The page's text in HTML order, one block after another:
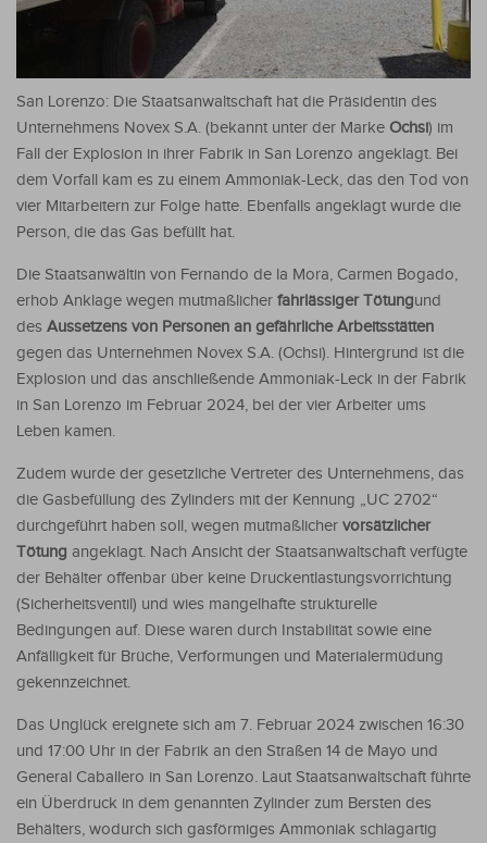
San Lorenzo: Die Staatsanwaltschaft hat die Präsidentin des
Unternehmens Novex S.A. (bekannt unter der Marke Ochsi) im
Fall der Explosion in ihrer Fabrik in San Lorenzo angeklagt. Bei
dem Vorfall kam es zu einem Ammoniak-Leck, das den Tod von
vier Mitarbeitern zur Folge hatte. Ebenfalls angeklagt wurde die
Person, die das Gas befüllt hat.
Die Staatsanwältin von Fernando de la Mora, Carmen Bogado,
erhob Anklage wegen mutmaßlicher fahrlässiger Tötungund
des Aussetzens von Personen an gefährliche Arbeitsstätten
gegen das Unternehmen Novex S.A. (Ochsi). Hintergrund ist die
Explosion und das anschließende Ammoniak-Leck in der Fabrik
in San Lorenzo im Februar 2024, bei der vier Arbeiter ums
Leben kamen.
Zudem wurde der gesetzliche Vertreter des Unternehmens, das
die Gasbefüllung des Zylinders mit der Kennung „UC 2702“
durchgeführt haben soll, wegen mutmaßlicher vorsätzlicher
Tötung angeklagt. Nach Ansicht der Staatsanwaltschaft verfügte
der Behälter offenbar über keine Druckentlastungsvorrichtung
(Sicherheitsventil) und wies mangelhafte strukturelle
Bedingungen auf. Diese waren durch Instabilität sowie eine
Anfälligkeit für Brüche, Verformungen und Materialermüdung
gekennzeichnet.
Das Unglück ereignete sich am 7. Februar 2024 zwischen 16:30
und 17:00 Uhr in der Fabrik an den Straßen 14 de Mayo und
General Caballero in San Lorenzo. Laut Staatsanwaltschaft führte
ein Überdruck in dem genannten Zylinder zum Bersten des
Behälters, wodurch sich gasförmiges Ammoniak schlagartig